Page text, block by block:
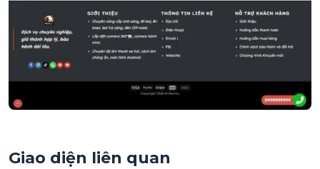
Giao diện liên quan